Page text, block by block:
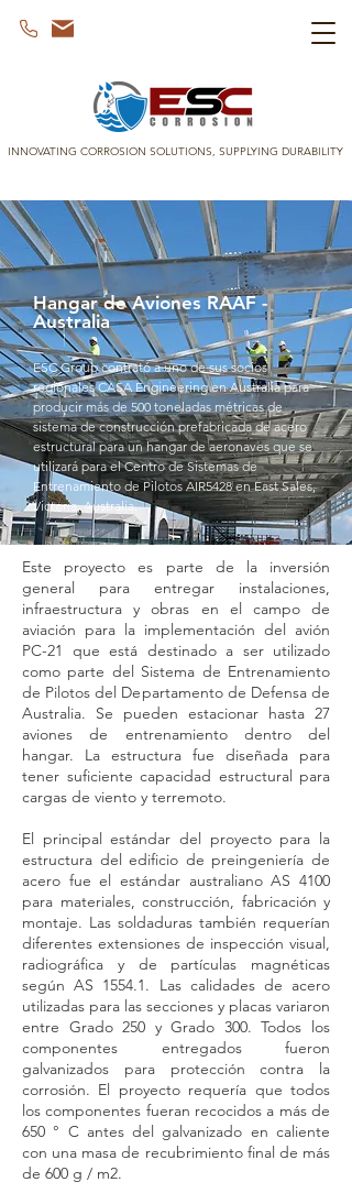
INNOVATING CORROSION SOLUTIONS, SUPPLYING DURABILITY
Hangar de Aviones RAAF -
Australia
ESC Group contrató a uno de sus socios
regionales CASA Engineering en Australia para
producir más de 500 toneladas métricas de
sistema de construcción prefabricada de acero
estructural para un hangar de aeronaves que se
utilizará para el Centro de Sistemas de
Entrenamiento de Pilotos AIR5428 en East Sales,
Victoria, Australia.
Este proyecto es parte de la inversión
general para entregar instalaciones,
infraestructura y obras en el campo de
aviación para la implementación del avión
PC-21 que está destinado a ser utilizado
como parte del Sistema de Entrenamiento
de Pilotos del Departamento de Defensa de
Australia. Se pueden estacionar hasta 27
aviones de entrenamiento dentro del
hangar. La estructura fue diseñada para
tener suficiente capacidad estructural para
cargas de viento y terremoto.
El principal estándar del proyecto para la
estructura del edificio de preingeniería de
acero fue el estándar australiano AS 4100
para materiales, construcción, fabricación y
montaje. Las soldaduras también requerían
diferentes extensiones de inspección visual,
radiográfica y de partículas magnéticas
según AS 1554.1. Las calidades de acero
utilizadas para las secciones y placas variaron
entre Grado 250 y Grado 300. Todos los
componentes entregados fueron
galvanizados para protección contra la
corrosión. El proyecto requería que todos
los componentes fueran recocidos a más de
650 ° C antes del galvanizado en caliente
con una masa de recubrimiento final de más
de 600 g / m2.